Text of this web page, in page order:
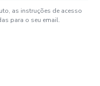
as instruções de acesso
para o seu email.